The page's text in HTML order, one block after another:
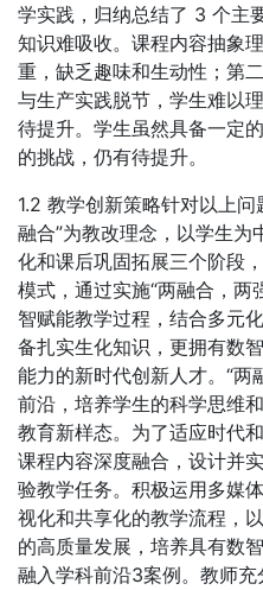
学实践，归纳总结了 3 个主
知识难吸收。课程内容抽象
重，缺乏趣味和生动性；第
与生产实践脱节，学生难以
待提升。学生虽然具备一定
的挑战，仍有待提升。
1.2 教学创新策略针对以上
融合”为教改理念，以学生为
化和课后巩固拓展三个阶段
模式，通过实施“两融合，两
智赋能教学过程，结合多元
备扎实生化知识，更拥有数
能力的新时代创新人才。“两
前沿，培养学生的科学思维
教育新样态。为了适应时代
课程内容深度融合，设计并
验教学任务。积极运用多媒
视化和共享化的教学流程，
的高质量发展，培养具有数
融入学科前沿3案例。教师充